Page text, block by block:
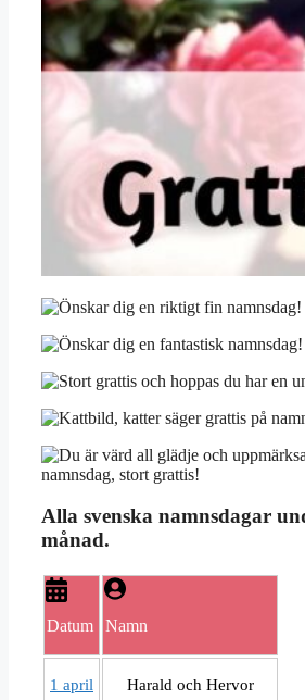
Alla svenska namnsdagar
månad.
Datum Namn
1 april Harald och Hervor